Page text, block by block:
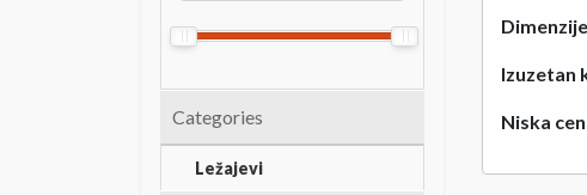
Izuzetan
Niska
Categories
Ležajevi